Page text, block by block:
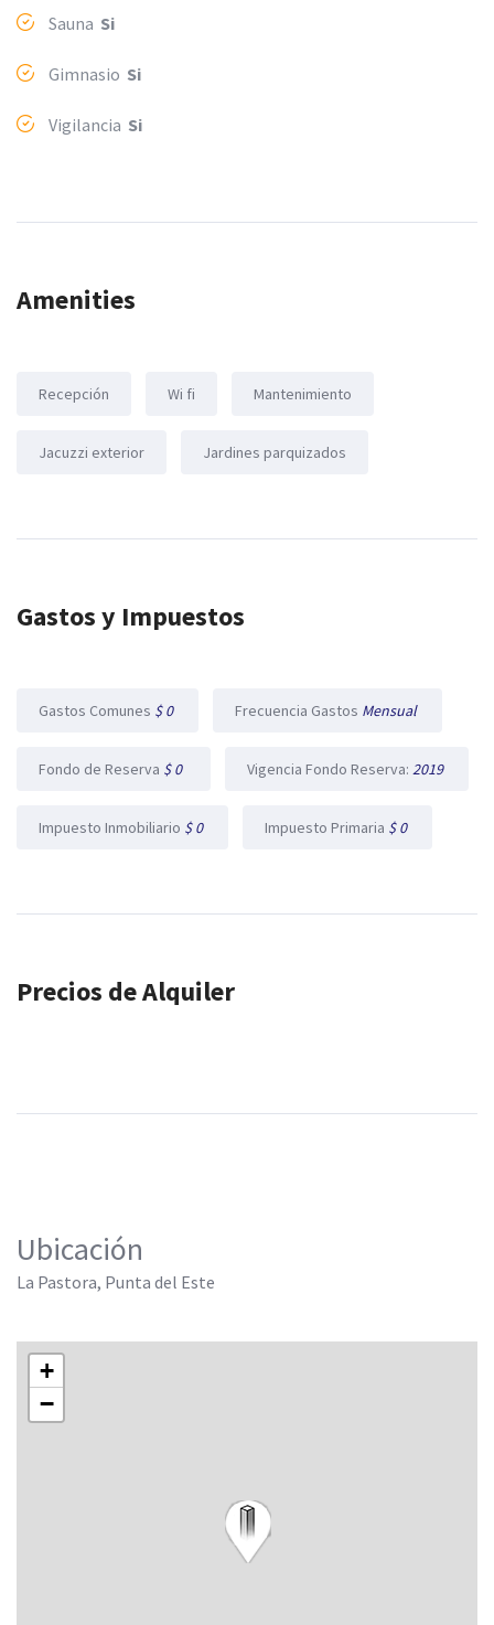
Sauna Si
Gimnasio Si
Vigilancia Si
Amenities
Recepción Wi fi Mantenimiento
Jacuzzi exterior Jardines parquizados
Gastos y Impuestos
Gastos Comunes $ 0 Frecuencia Gastos Mensual
Fondo de Reserva $ 0 Vigencia Fondo Reserva: 2019
Impuesto Inmobiliario $ 0 Impuesto Primaria $ 0
Precios de Alquiler
Ubicación
La Pastora, Punta del Este
+
−